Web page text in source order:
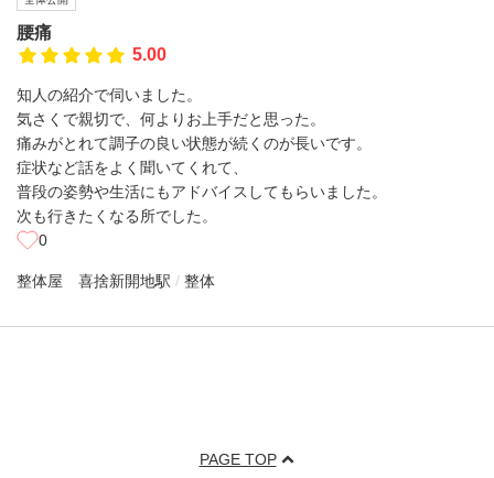
腰痛
5.00
知人の紹介で伺いました。
気さくで親切で、何よりお上手だと思った。
痛みがとれて調子の良い状態が続くのが長いです。
症状など話をよく聞いてくれて、
普段の姿勢や生活にもアドバイスしてもらいました。
次も行きたくなる所でした。
0
整体屋 喜捨新開地駅 整体
PAGE TOP